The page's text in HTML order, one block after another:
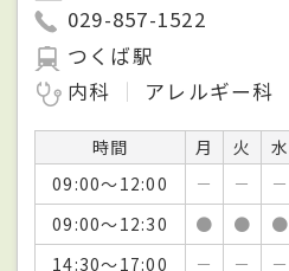
029-857-1522
つくば駅
内科
アレルギー科
時間 月 火 水
09:00～12:00
－ － －
09:00～12:30
● ● ●
14:30～17:00
－ － －